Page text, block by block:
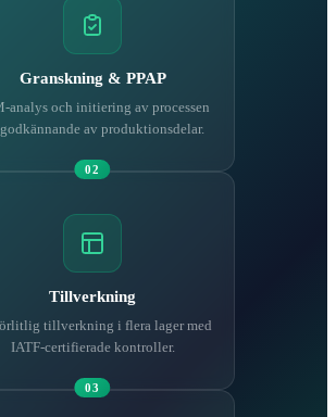
Granskning & PPAP
analys och initiering av processen
av produktionsdelar.
02
Tillverkning
tillverkning i flera lager med
IATF-certifierade kontroller.
03